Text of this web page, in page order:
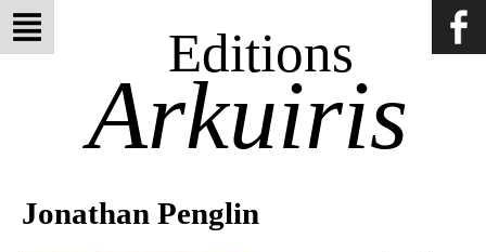
Editions
Arkuiris
Jonathan Penglin